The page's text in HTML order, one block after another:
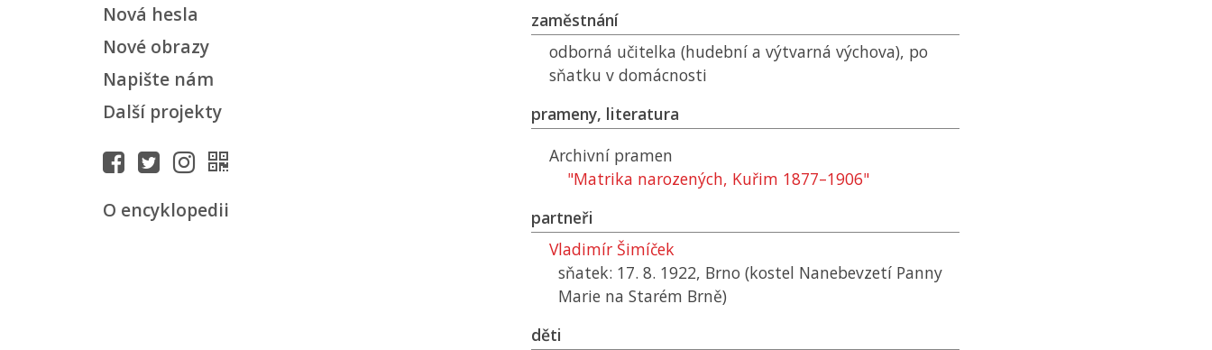
Nová hesla
Nové obrazy
Napište nám
Další projekty
O encyklopedii
zaměstnání
odborná učitelka (hudební a výtvarná výchova), po
sňatku v domácnosti
prameny, literatura
Archivní pramen
"Matrika narozených, Kuřim 1877–1906"
partneři
Vladimír Šimíček
sňatek: 17. 8. 1922, Brno (kostel Nanebevzetí Panny
Marie na Starém Brně)
děti